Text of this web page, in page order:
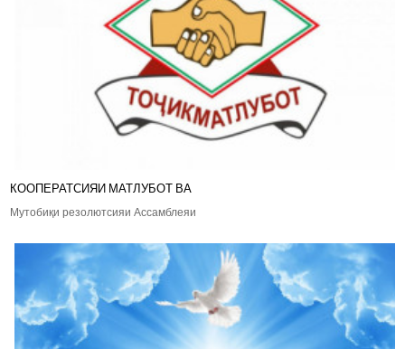
КООПЕРАТСИЯИ МАТЛУБОТ ВА
Мутобиқи резолютсияи Ассамблеяи